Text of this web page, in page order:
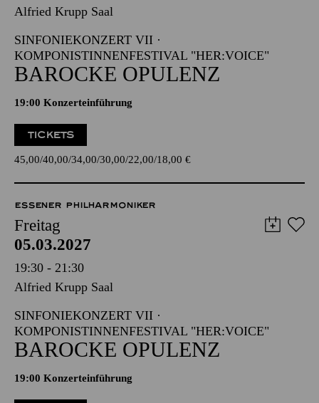
Alfried Krupp Saal
SINFONIEKONZERT VII ·
KOMPONISTINNENFESTIVAL "HER:VOICE"
BAROCKE OPULENZ
19:00 Konzerteinführung
TICKETS
45,00 40,00 34,00 30,00 22,00 18,00 €
ESSENER PHILHARMONIKER
Freitag
05.03.2027
19:30 - 21:30
Alfried Krupp Saal
SINFONIEKONZERT VII ·
KOMPONISTINNENFESTIVAL "HER:VOICE"
BAROCKE OPULENZ
19:00 Konzerteinführung